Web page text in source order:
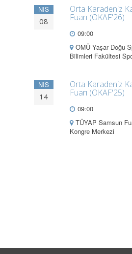
NIS
08
Orta Karadeniz
Fuarı (OKAF'26)
09:00
OMÜ Yaşar Doğu
Bilimleri Fakültesi
NIS
14
Orta Karadeniz
Fuarı (OKAF'25)
09:00
TÜYAP Samsun
Kongre Merkezi